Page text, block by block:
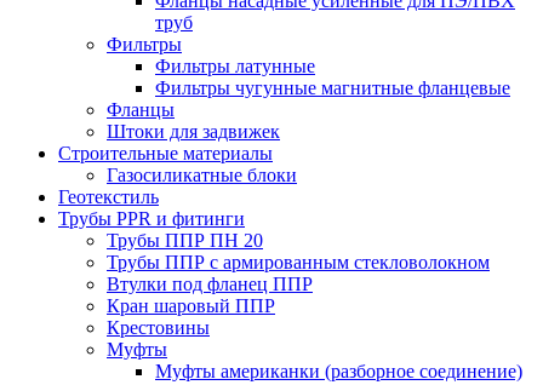
труб
Фильтры
Фильтры латунные
Фильтры чугунные магнитные фланцевые
Фланцы
Штоки для задвижек
Строительные материалы
Газосиликатные блоки
Геотекстиль
Трубы PPR и фитинги
Трубы ППР ПН 20
Трубы ППР с армированным стекловолокном
Втулки под фланец ППР
Кран шаровый ППР
Крестовины
Муфты
Муфты американки (разборное соединение)